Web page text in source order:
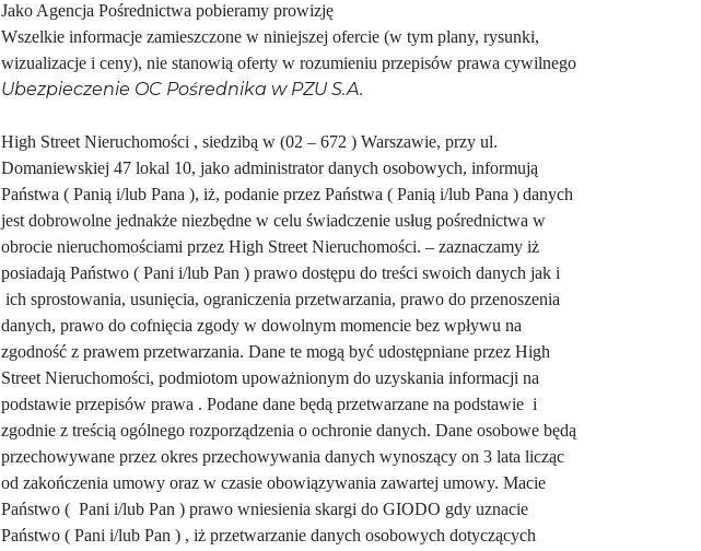
Jako Agencja Pośrednictwa pobieramy prowizję
Wszelkie informacje zamieszczone w niniejszej ofercie (w tym plany, rysunki,
wizualizacje i ceny), nie stanowią oferty w rozumieniu przepisów prawa cywilnego
Ubezpieczenie OC Pośrednika w PZU S.A.
High Street Nieruchomości , siedzibą w (02 – 672 ) Warszawie, przy ul.
Domaniewskiej 47 lokal 10, jako administrator danych osobowych, informują
Państwa ( Panią i/lub Pana ), iż, podanie przez Państwa ( Panią i/lub Pana ) danych
jest dobrowolne jednakże niezbędne w celu świadczenie usług pośrednictwa w
obrocie nieruchomościami przez High Street Nieruchomości. – zaznaczamy iż
posiadają Państwo ( Pani i/lub Pan ) prawo dostępu do treści swoich danych jak i
ich sprostowania, usunięcia, ograniczenia przetwarzania, prawo do przenoszenia
danych, prawo do cofnięcia zgody w dowolnym momencie bez wpływu na
zgodność z prawem przetwarzania. Dane te mogą być udostępniane przez High
Street Nieruchomości, podmiotom upoważnionym do uzyskania informacji na
podstawie przepisów prawa . Podane dane będą przetwarzane na podstawie i
zgodnie z treścią ogólnego rozporządzenia o ochronie danych. Dane osobowe będą
przechowywane przez okres przechowywania danych wynoszący on 3 lata licząc
od zakończenia umowy oraz w czasie obowiązywania zawartej umowy. Macie
Państwo ( Pani i/lub Pan ) prawo wniesienia skargi do GIODO gdy uznacie
Państwo ( Pani i/lub Pan ) , iż przetwarzanie danych osobowych dotyczących